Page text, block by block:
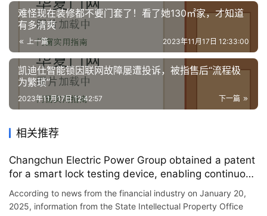
难怪现在装修都不要门套了！看了她130㎡家，才知道
有多清爽
上一篇 2023年11月17日 12:33:00
凯迪仕智能锁因联网故障屡遭投诉，被指售后“流程极
为繁琐”
下一篇
2023年11月17日 12:42:57
相关推荐
Changchun Electric Power Group obtained a patent
for a smart lock testing device, enabling continuous
water spray testing of smart locks and recycling of
water
According to news from the financial industry on January 20,
2025, information from the State Intellectual Property Office